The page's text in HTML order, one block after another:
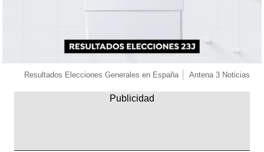
Resultados Elecciones Generales en España Antena 3 Noticias